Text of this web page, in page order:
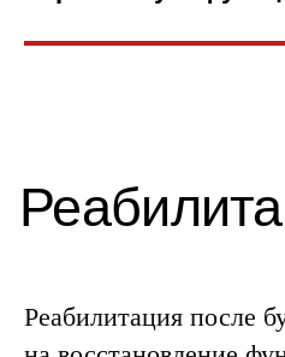
Реабилитация после